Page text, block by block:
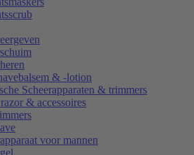
& -lotion
Scheerapparaten & trimmers
& accessoires
voor mannen